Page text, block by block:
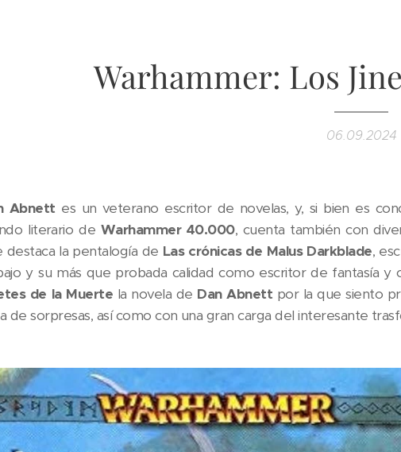
Warhammer: Los
06.09.2024
Abnett es un veterano escritor de novelas, y, si bien es
literario de Warhammer 40.000, cuenta también con
destaca la pentalogía de Las crónicas de Malus Darkblade,
y su más que probada calidad como escritor de fantasía y
de la Muerte la novela de Dan Abnett por la que siento
de sorpresas, así como con una gran carga del interesante